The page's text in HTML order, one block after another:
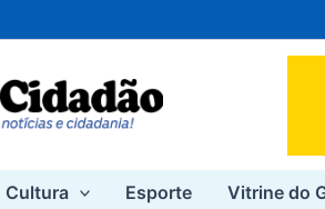
Cultura Esporte Vitrine do